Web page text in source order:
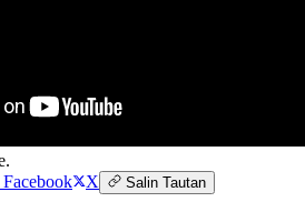
Facebook X Salin Tautan